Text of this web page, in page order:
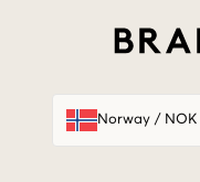
Norway/ NOK